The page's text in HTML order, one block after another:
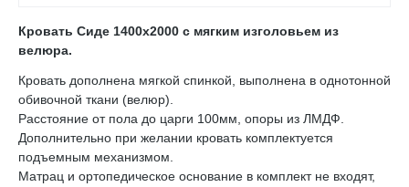
Кровать Сиде 1400х2000 с мягким изголовьем из
велюра.
Кровать дополнена мягкой спинкой, выполнена в однотонной
обивочной ткани (велюр).
Расстояние от пола до царги 100мм, опоры из ЛМДФ.
Дополнительно при желании кровать комплектуется
подъемным механизмом.
Матрац и ортопедическое основание в комплект не входят,